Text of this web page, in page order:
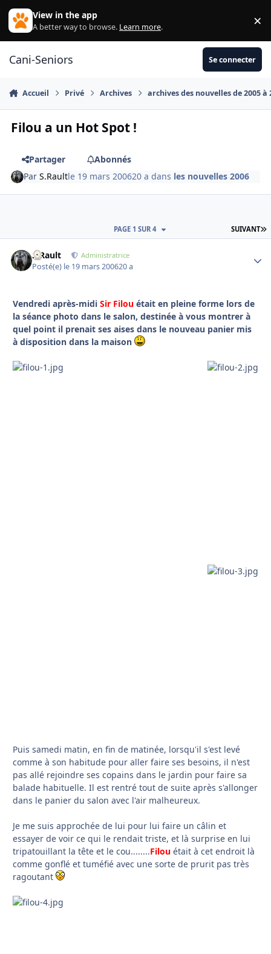
Aller au contenu
View in the app
A better way to browse. Learn more. ×
Cani-Seniors Se connecter
Accueil Privé Archives archives des nouvelles de 2005 à
Filou a un Hot Spot !
Partager
Abonnés
ParS.Raultle 19 mars 200620 a dans les nouvelles 2006
SUIVANT
PAGE 1 SUR 4
S.Rault Administratrice
Posté(e) le 19 mars 200620 a
Vendredi après-midi Sir Filou était en pleine forme lors de
la séance photo dans le salon, destinée à vous montrer à
quel point il prenait ses aises dans le nouveau panier mis
à disposition dans la maison
Puis samedi matin, en fin de matinée, lorsqu'il s'est levé
comme à son habitude pour aller faire ses besoins, il n'est
pas allé rejoindre ses copains dans le jardin pour faire sa
balade habituelle. Il est rentré tout de suite après s'allonger
dans le panier du salon avec l'air malheureux.
Je me suis approchée de lui pour lui faire un câlin et
essayer de voir ce qui le rendait triste, et là surprise en lui
tripatouillant la tête et le cou........Filou était à cet endroit là
comme gonflé et tuméfié avec une sorte de prurit pas très
ragoutant